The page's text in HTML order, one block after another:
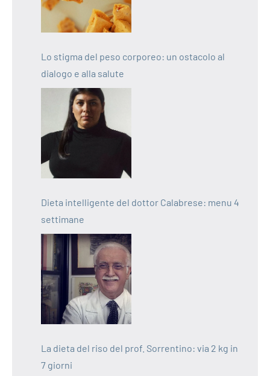
Lo stigma del peso corporeo: un ostacolo al
dialogo e alla salute
Dieta intelligente del dottor Calabrese: menu 4
settimane
La dieta del riso del prof. Sorrentino: via 2 kg in
7 giorni